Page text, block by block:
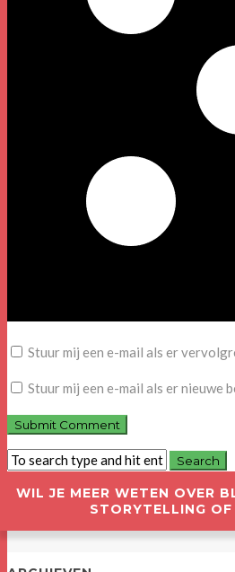
Stuur mij een e-mail als er
Stuur mij een e-mail als er nieuwe
WIL JE MEER WETEN OVER
STORYTELLING